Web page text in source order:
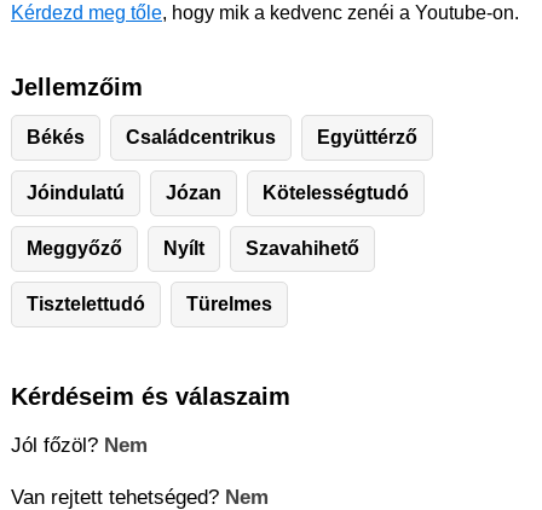
Kérdezd meg tőle, hogy mik a kedvenc zenéi a Youtube-on.
Jellemzőim
Békés Családcentrikus Együttérző
Jóindulatú Józan Kötelességtudó
Meggyőző Nyílt Szavahihető
Tisztelettudó Türelmes
Kérdéseim és válaszaim
Jól főzöl? Nem
Van rejtett tehetséged? Nem